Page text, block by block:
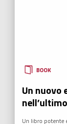
BOOK
Un nuovo
Un libro potente